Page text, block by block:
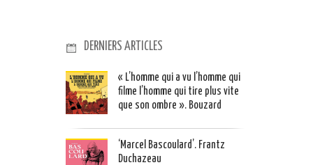
DERNIERS ARTICLES
« L’homme qui a vu l’homme qui
filme l’homme qui tire plus vite
que son ombre ». Bouzard
‘Marcel Bascoulard’. Frantz
Duchazeau